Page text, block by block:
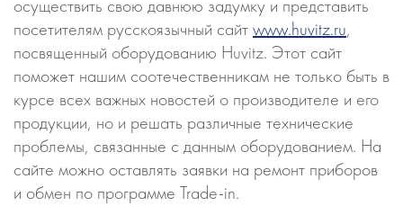
осуществить свою давнюю задумку и представить
посетителям русскоязычный сайтwww.huvitz.ru,
посвященный оборудованию Huvitz. Этот сайт
поможет нашим соотечественникам не только быть в
курсе всех важных новостей о производителе и его
продукции, но и решать различные технические
проблемы, связанные с данным оборудованием. На
сайте можно оставлять заявки на ремонт приборов
и обмен по программе Trade-in.